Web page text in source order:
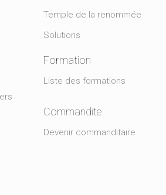
Temple de la renommée
Solutions
Formation
Liste des formations
Commandite
Devenir commanditaire